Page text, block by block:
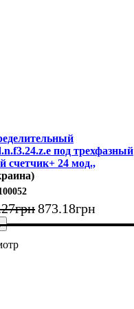
под трехфазный
счетчик+ 24 мод.,
27грн873.18грн